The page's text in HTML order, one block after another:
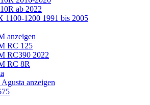
ab 2022
1100-1200 1991 bis 2005
anzeigen
RC 125
RC390 2022
RC 8R
anzeigen